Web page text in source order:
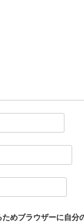
めブラウザーに自分